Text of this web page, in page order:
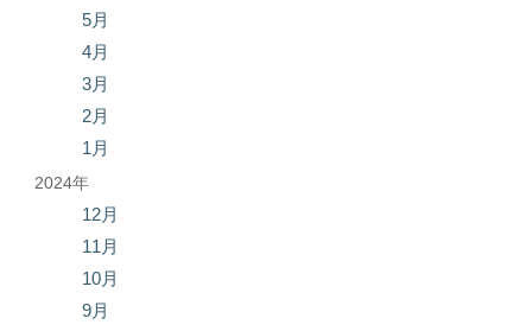
5月
4月
3月
2月
1月
2024年
12月
11月
10月
9月